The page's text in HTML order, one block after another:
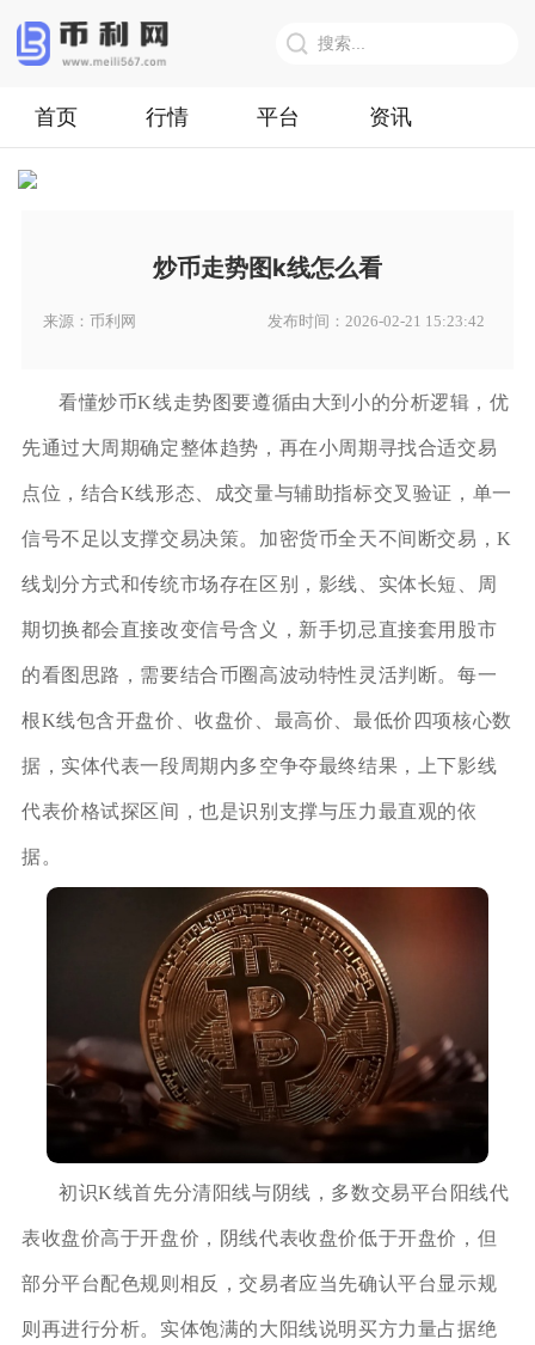
首页 行情 平台 资讯
炒币走势图k线怎么看
来源：币利网 发布时间：2026-02-21 15:23:42
看懂炒币K线走势图要遵循由大到小的分析逻辑，优
先通过大周期确定整体趋势，再在小周期寻找合适交易
点位，结合K线形态、成交量与辅助指标交叉验证，单一
信号不足以支撑交易决策。加密货币全天不间断交易，K
线划分方式和传统市场存在区别，影线、实体长短、周
期切换都会直接改变信号含义，新手切忌直接套用股市
的看图思路，需要结合币圈高波动特性灵活判断。每一
根K线包含开盘价、收盘价、最高价、最低价四项核心数
据，实体代表一段周期内多空争夺最终结果，上下影线
代表价格试探区间，也是识别支撑与压力最直观的依
据。
初识K线首先分清阳线与阴线，多数交易平台阳线代
表收盘价高于开盘价，阴线代表收盘价低于开盘价，但
部分平台配色规则相反，交易者应当先确认平台显示规
则再进行分析。实体饱满的大阳线说明买方力量占据绝